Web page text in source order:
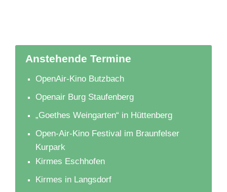
Anstehende Termine
OpenAir-Kino Butzbach
Openair Burg Staufenberg
„Goethes Weingarten“ in Hüttenberg
Open-Air-Kino Festival im Braunfelser
Kurpark
Kirmes Eschhofen
Kirmes in Langsdorf